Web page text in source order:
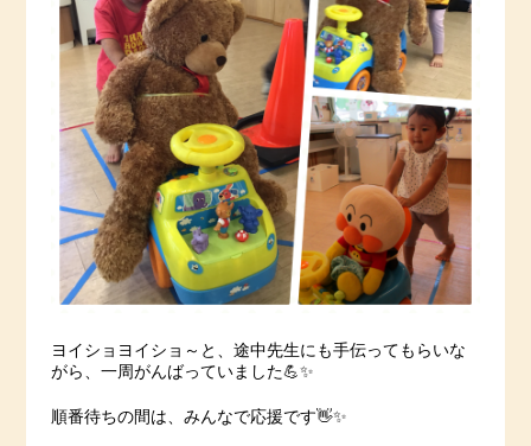
ヨイショヨイショ～と、途中先生にも手伝ってもらいな
がら、一周がんばっていました💪✨
順番待ちの間は、みんなで応援です👋✨